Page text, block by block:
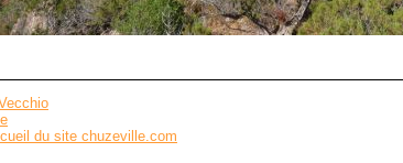
du site chuzeville.com